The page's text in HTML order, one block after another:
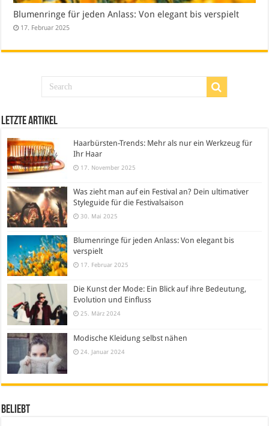
Blumenringe für jeden Anlass: Von elegant bis verspielt
17. Februar 2025
Letzte Artikel
Haarbürsten-Trends: Mehr als nur ein Werkzeug für
Ihr Haar
17. November 2025
Was zieht man auf ein Festival an? Dein ultimativer
Styleguide für die Festivalsaison
30. Mai 2025
Blumenringe für jeden Anlass: Von elegant bis
verspielt
17. Februar 2025
Die Kunst der Mode: Ein Blick auf ihre Bedeutung,
Evolution und Einfluss
25. März 2024
Modische Kleidung selbst nähen
24. Januar 2024
Beliebt